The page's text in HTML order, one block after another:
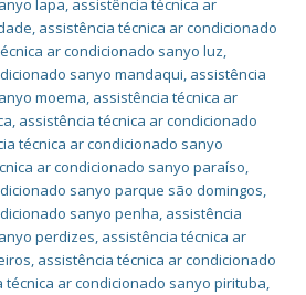
lapa, assistência técnica ar
, assistência técnica ar condicionado
ar condicionado sanyo luz,
sanyo mandaqui, assistência
moema, assistência técnica ar
, assistência técnica ar condicionado
técnica ar condicionado sanyo
ar condicionado sanyo paraíso,
sanyo parque são domingos,
sanyo penha, assistência
perdizes, assistência técnica ar
, assistência técnica ar condicionado
técnica ar condicionado sanyo pirituba,